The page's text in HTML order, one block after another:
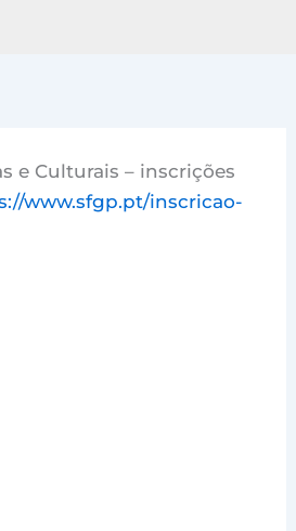
e Culturais – inscrições
www.sfgp.pt/inscricao-